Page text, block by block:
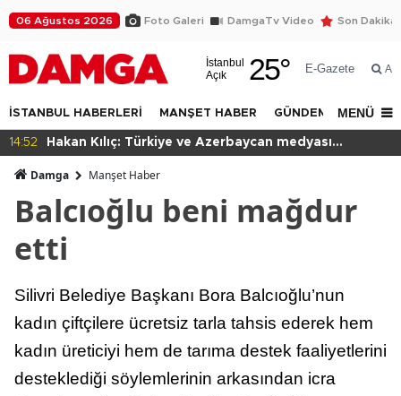
06 Ağustos 2026 Foto Galeri DamgaTv Video Son Dakika
İstanbul
Açık
25° E-Gazete Ara
İSTANBUL HABERLERİ MANŞET HABER GÜNDEM DÜNYA
MENÜ
11:48 Fatih tarihe sahip çıkıyor
Damga Manşet Haber
Balcıoğlu beni mağdur
etti
Silivri Belediye Başkanı Bora Balcıoğlu’nun
kadın çiftçilere ücretsiz tarla tahsis ederek hem
kadın üreticiyi hem de tarıma destek faaliyetlerini
desteklediği söylemlerinin arkasından icra